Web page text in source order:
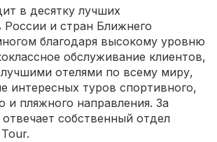
в десятку лучших
России и стран Ближнего
благодаря высокому уровню
обслуживание клиентов,
отелями по всему миру,
интересных туров спортивного,
и пляжного направления. За
отвечает собственный отдел